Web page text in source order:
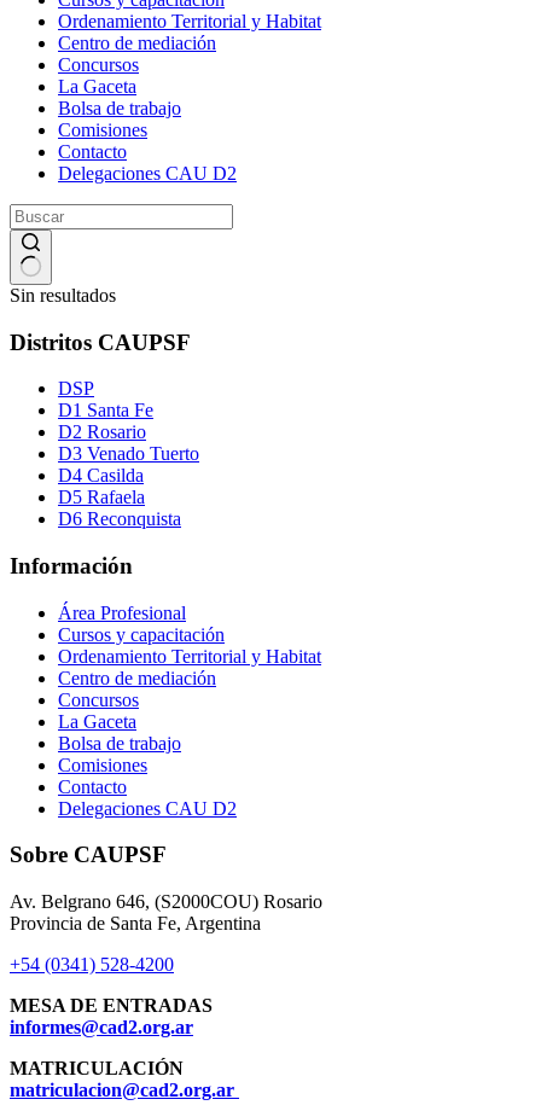
Ordenamiento Territorial y Habitat
Centro de mediación
Concursos
La Gaceta
Bolsa de trabajo
Comisiones
Contacto
Delegaciones CAU D2
Sin resultados
Distritos CAUPSF
DSP
D1 Santa Fe
D2 Rosario
D3 Venado Tuerto
D4 Casilda
D5 Rafaela
D6 Reconquista
Información
Área Profesional
Cursos y capacitación
Ordenamiento Territorial y Habitat
Centro de mediación
Concursos
La Gaceta
Bolsa de trabajo
Comisiones
Contacto
Delegaciones CAU D2
Sobre CAUPSF
Av. Belgrano 646, (S2000COU) Rosario
Provincia de Santa Fe, Argentina
+54 (0341) 528-4200
MESA DE ENTRADAS
informes@cad2.org.ar
MATRICULACIÓN
matriculacion@cad2.org.ar